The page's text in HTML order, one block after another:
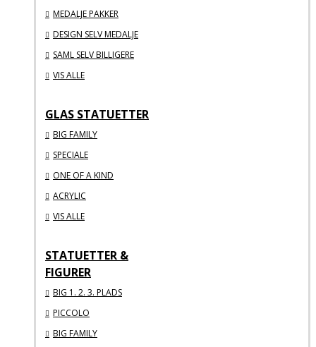
MEDALJE PAKKER
DESIGN SELV MEDALJE
SAML SELV BILLIGERE
VIS ALLE
GLAS STATUETTER
BIG FAMILY
SPECIALE
ONE OF A KIND
ACRYLIC
VIS ALLE
STATUETTER &
FIGURER
BIG 1. 2. 3. PLADS
PICCOLO
BIG FAMILY